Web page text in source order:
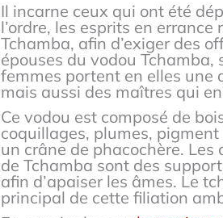
Il incarne ceux qui ont été
l’ordre, les esprits en
Tchamba, afin d’exiger des
épouses du vodou Tchamba,
femmes portent en elles une
mais aussi des maîtres qui
Ce vodou est composé de
coquillages, plumes,
un crâne de phacochère.
de Tchamba sont des
afin d’apaiser les âmes. Le
principal de cette filiation